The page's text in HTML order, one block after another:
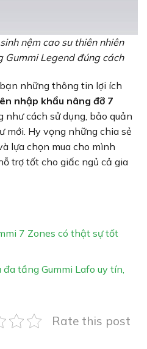
nệm cao su thiên nhiên
Gummi Legend đúng cách
những thông tin lợi ích
nhập khẩu nâng đỡ 7
như cách sử dụng, bảo quản
mới. Hy vọng những chia sẻ
lựa chọn mua cho mình
trợ tốt cho giấc ngủ cả gia
7 Zones có thật sự tốt
tầng Gummi Lafo uy tín,
Rate this post